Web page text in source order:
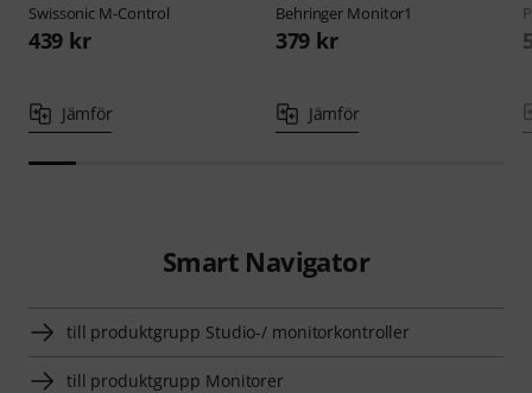
Swissonic M-Control
439 kr
Jämför
Behringer Monitor1
379 kr
Jämför
Smart Navigator
till produktgrupp Studio-/ monitorkontroller
till produktgrupp Monitorer